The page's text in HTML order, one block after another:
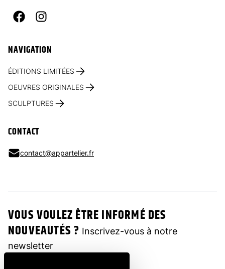
FacebookInstagram
NAVIGATION
ÉDITIONS LIMITÉES
OEUVRES ORIGINALES
SCULPTURES
CONTACT
contact@appartelier.fr
VOUS VOULEZ ÊTRE INFORMÉ DES
NOUVEAUTÉS ? Inscrivez-vous à notre
newsletter